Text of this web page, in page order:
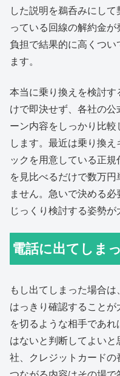
した説明を鵜呑みにし
っている回線の解約金
負担で結果的に高くつ
ます。
本当に乗り換えを検討
けで即決せず、各社の
ーン内容をしっかり比
します。最近は乗り換
ックを用意している正
を見比べるだけで数万
ません。急いで決める
じっくり検討する姿勢が
電話に出てしま
もし出てしまった場合
はっきり確認すること
を切るような相手であ
はないと判断してよい
社、クレジットカードの